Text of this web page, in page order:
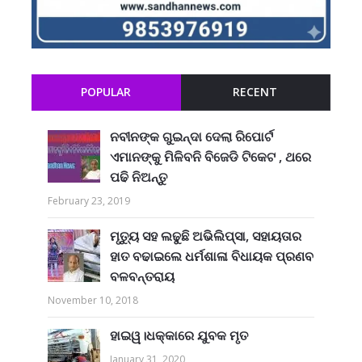
POPULAR RECENT
ନବୀନଙ୍କ ଗୁଇନ୍ଦା ଦେଲା ରିପୋର୍ଟ
ଏମାନଙ୍କୁ ମିଳିବନି ବିଜେଡି ଟିକେଟ , ଥରେ
ପଢି ନିଅନ୍ତୁ
February 23, 2019
ମୃତ୍ୟୁ ସହ ଲଢୁଛି ଅଭିଲିପ୍ସା, ସହାୟତାର
ହାତ ବଢାଇଲେ ଧର୍ମଶାଳା ବିଧାୟକ ପ୍ରଣବ
ବଳବନ୍ତରାୟ
November 10, 2018
ହାଇୱ।ଧକ୍କାରେ ଯୁବକ ମୃତ
January 31, 2020